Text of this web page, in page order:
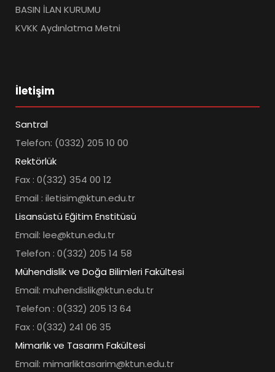
BASIN İLAN KURUMU
KVKK Aydınlatma Metni
İletişim
Santral
Telefon: (0332) 205 10 00
Rektörlük
Fax : 0(332) 354 00 12
Email : iletisim@ktun.edu.tr
Lisansüstü Eğitim Enstitüsü
Email: lee@ktun.edu.tr
Telefon : 0(332) 205 14 58
Mühendislik ve Doğa Bilimleri Fakültesi
Email: muhendislik@ktun.edu.tr
Telefon : 0(332) 205 13 64
Fax : 0(332) 241 06 35
Mimarlık ve Tasarım Fakültesi
Email: mimarliktasarim@ktun.edu.tr